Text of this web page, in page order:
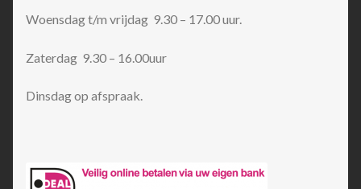
Woensdag t/m vrijdag 9.30 – 17.00 uur.
Zaterdag 9.30 – 16.00uur
Dinsdag op afspraak.